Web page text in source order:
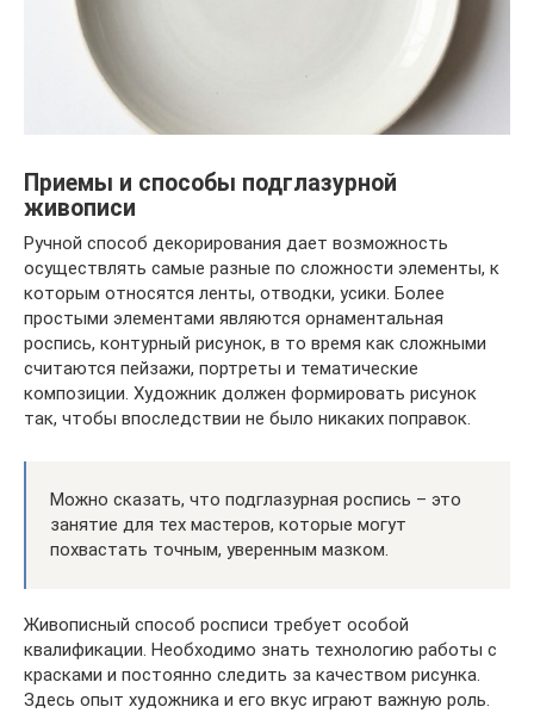
Приемы и способы подглазурной
живописи
Ручной способ декорирования дает возможность
осуществлять самые разные по сложности элементы, к
которым относятся ленты, отводки, усики. Более
простыми элементами являются орнаментальная
роспись, контурный рисунок, в то время как сложными
считаются пейзажи, портреты и тематические
композиции. Художник должен формировать рисунок
так, чтобы впоследствии не было никаких поправок.
Можно сказать, что подглазурная роспись – это
занятие для тех мастеров, которые могут
похвастать точным, уверенным мазком.
Живописный способ росписи требует особой
квалификации. Необходимо знать технологию работы с
красками и постоянно следить за качеством рисунка.
Здесь опыт художника и его вкус играют важную роль.